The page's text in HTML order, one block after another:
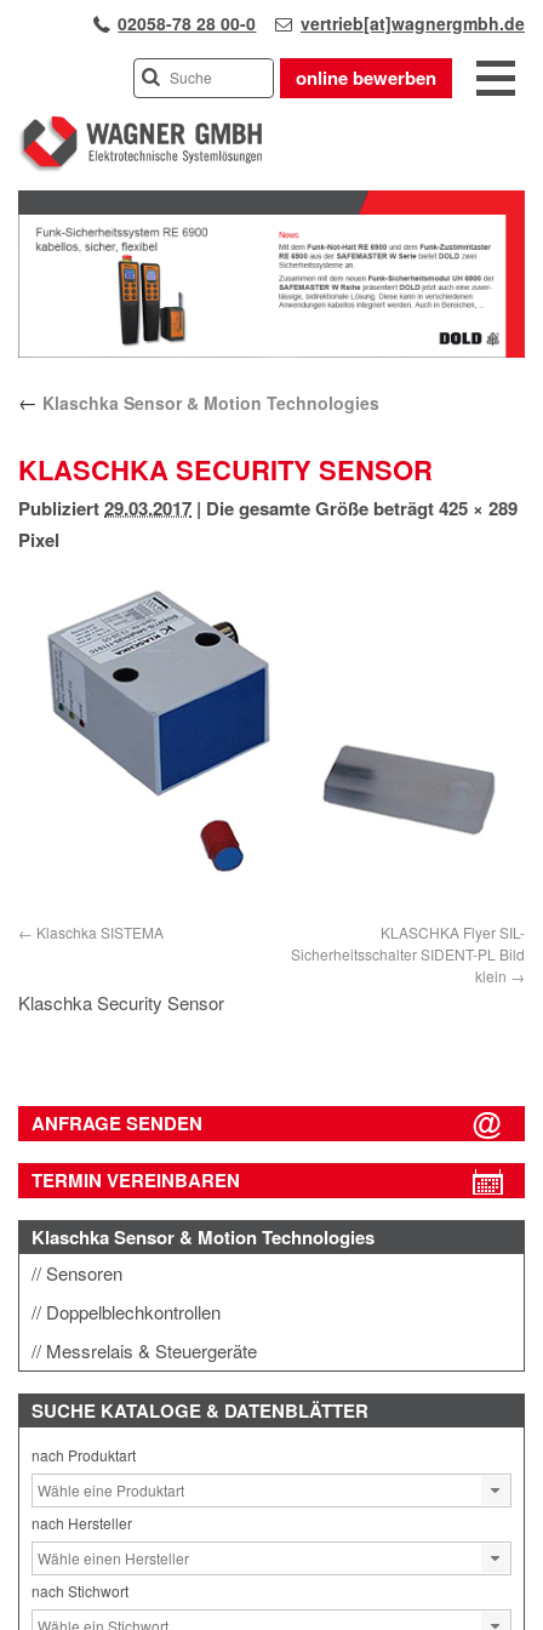
02058-78 28 00-0 vertrieb[at]wagnergmbh.de
online bewerben
INDUSTRIEVERTRETUNG
UNSER TEAM
WIR ÜBER UNS
KARRIERE
PRODUKTE
APPLIKATIONEN
KONTAKT
ANFAHRT
DATENSCHUTZ
Previous
Next
← Klaschka Sensor & Motion Technologies
KLASCHKA SECURITY SENSOR
Publiziert29.03.2017 | Die gesamte Größe beträgt425 × 289
Pixel
Klaschka SISTEMA
KLASCHKA Flyer SIL-
Sicherheitsschalter SIDENT-PL Bild
klein
Klaschka Security Sensor
ANFRAGE SENDEN
TERMIN VEREINBAREN
Klaschka Sensor & Motion Technologies
Sensoren
Doppelblechkontrollen
Messrelais & Steuergeräte
SUCHE KATALOGE & DATENBLÄTTER
nach Produktart
nach Hersteller
nach Stichwort